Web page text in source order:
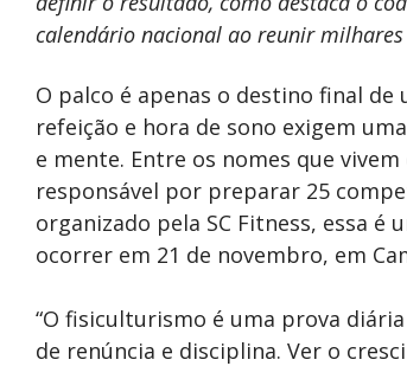
calendário nacional ao reunir
O palco é apenas o destino final
refeição e hora de sono exigem
e mente. Entre os nomes que
responsável por preparar 25
organizado pela SC Fitness, essa
ocorrer em 21 de novembro, em
“O fisiculturismo é uma prova
de renúncia e disciplina. Ver o